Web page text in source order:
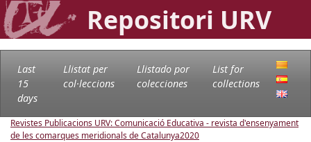
Repositori URV
Last
15
days
Llistat per
col·leccions
Llistado por
colecciones
List for
collections
Revistes Publicacions URV: Comunicació Educativa - revista d'ensenyament
de les comarques meridionals de Catalunya2020